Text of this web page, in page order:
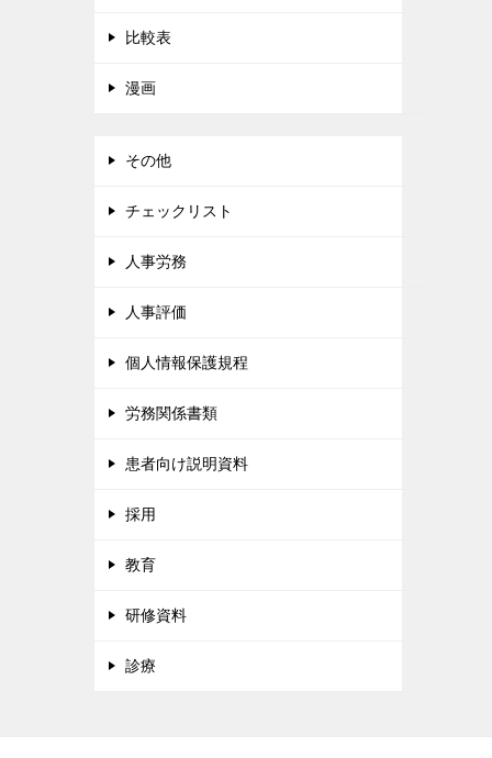
比較表
漫画
その他
チェックリスト
人事労務
人事評価
個人情報保護規程
労務関係書類
患者向け説明資料
採用
教育
研修資料
診療